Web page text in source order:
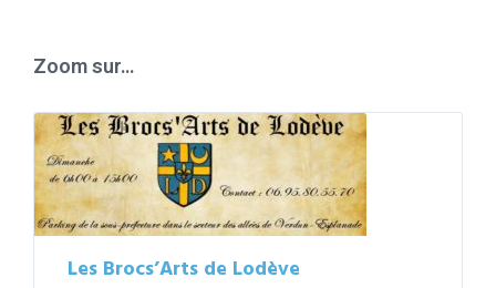
Zoom sur…
Les Brocs’Arts de Lodève